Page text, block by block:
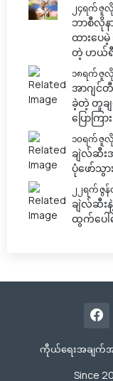
၂၄ရက် ဇူ
ဘာစီလို
ထားပေ
တဲ့ ဟယ်ရီ
၁၈ရက် ဇူ
အာဂျင်
ခဲ့တဲ့ တူခ
ပြောကြား
၁၀ရက် ဇူ
ချဲလ်ဆီ
ပုံဖော်
၂၂ရက် ဇွ
ချဲလ်ဆီး
ထွက်ပေါ်
ကီုယ်ရေးအချက်
Since